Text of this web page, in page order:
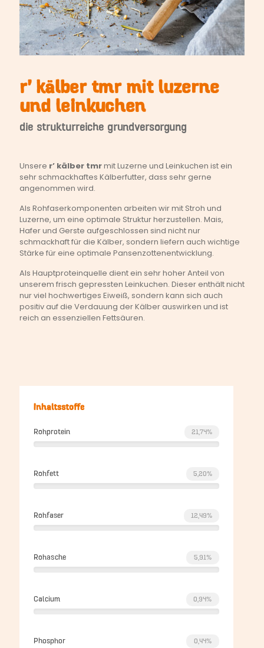
r’ kälber tmr mit luzerne
und leinkuchen
die strukturreiche grundversorgung
Unsere r’ kälber tmrmit Luzerne und Leinkuchen ist ein
sehr schmackhaftes Kälberfutter, dass sehr gerne
angenommen wird.
Als Rohfaserkomponenten arbeiten wir mit Stroh und
Luzerne, um eine optimale Struktur herzustellen. Mais,
Hafer und Gerste aufgeschlossen sind nicht nur
schmackhaft für die Kälber, sondern liefern auch wichtige
Stärke für eine optimale Pansenzottenentwicklung.
Als Hauptproteinquelle dient ein sehr hoher Anteil von
unserem frisch gepressten Leinkuchen. Dieser enthält nicht
nur viel hochwertiges Eiweiß, sondern kann sich auch
positiv auf die Verdauung der Kälber auswirken und ist
reich an essenziellen Fettsäuren.
Inhaltsstoffe
Rohprotein 21,74%
Rohfett 5,20%
Rohfaser 12,49%
Rohasche 5,91%
Calcium 0,94%
Phosphor 0,44%